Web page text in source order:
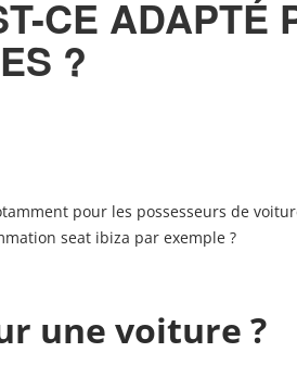
CE ADAPTÉ
?
pour les possesseurs de
seat ibiza par exemple ?
une voiture ?